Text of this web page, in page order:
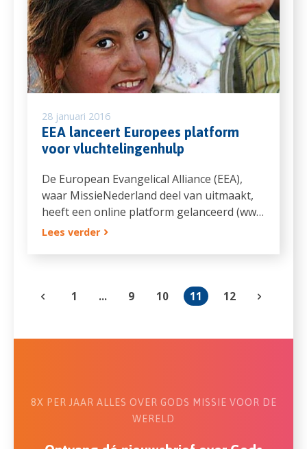
28 januari 2016
EEA lanceert Europees platform
voor vluchtelingenhulp
De European Evangelical Alliance (EEA),
waar MissieNederland deel van uitmaakt,
heeft een online platform gelanceerd (ww…
Lees verder
1 ... 9 10 11 12
8X PER JAAR ALLES OVER GODS MISSIE VOOR DE
WERELD